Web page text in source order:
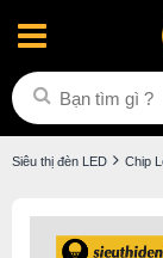
Siêu thị đèn LED Chip